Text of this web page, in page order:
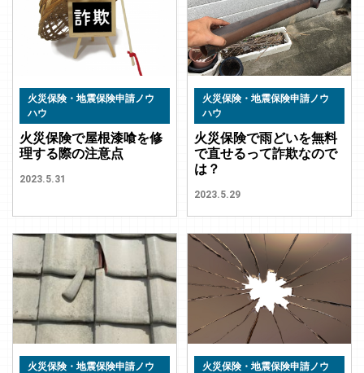
火災保険・地震保険申請ノウ
ハウ
火災保険で屋根漆喰を修
理する際の注意点
2023.5.31
火災保険・地震保険申請ノウ
ハウ
火災保険で雨どいを無料
で直せるって詐欺なので
は？
2023.5.29
火災保険・地震保険申請ノウ
火災保険・地震保険申請ノウ